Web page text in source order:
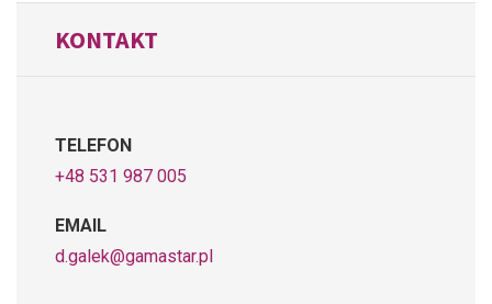
KONTAKT
TELEFON
+48 531 987 005
EMAIL
d.galek@gamastar.pl